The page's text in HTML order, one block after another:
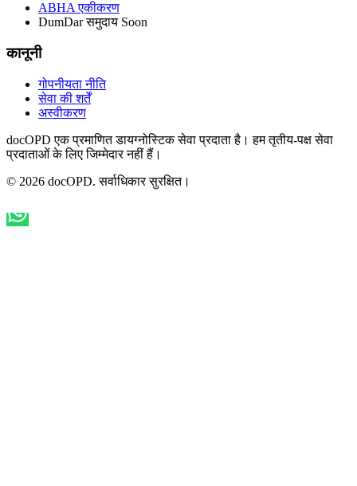
ABHA एकीकरण
DumDar समुदाय Soon
कानूनी
गोपनीयता नीति
सेवा की शर्तें
अस्वीकरण
docOPD एक प्रमाणित डायग्नोस्टिक सेवा प्रदाता है। हम तृतीय-पक्ष सेवा
प्रदाताओं के लिए जिम्मेदार नहीं हैं।
© 2026 docOPD. सर्वाधिकार सुरक्षित।